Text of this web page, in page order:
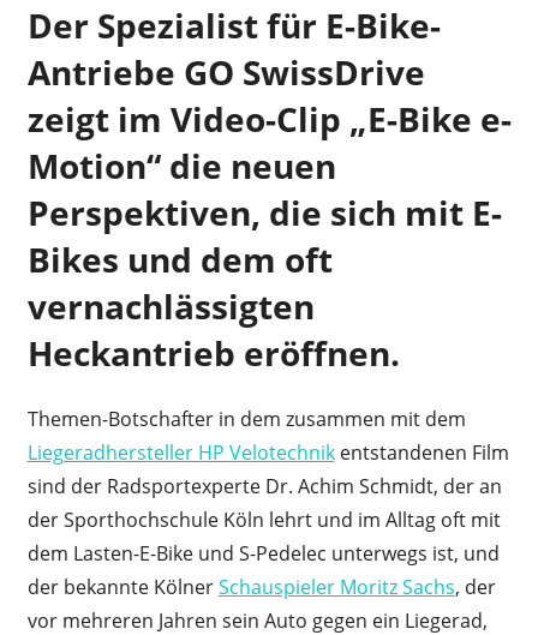
Der Spezialist für E-Bike-
Antriebe GO SwissDrive
zeigt im Video-Clip „E-Bike e-
Motion“ die neuen
Perspektiven, die sich mit E-
Bikes und dem oft
vernachlässigten
Heckantrieb eröffnen.
Themen-Botschafter in dem zusammen mit dem
Liegeradhersteller HP Velotechnikentstandenen Film
sind der Radsportexperte Dr. Achim Schmidt, der an
der Sporthochschule Köln lehrt und im Alltag oft mit
dem Lasten-E-Bike und S-Pedelec unterwegs ist, und
der bekannte KölnerSchauspieler Moritz Sachs, der
vor mehreren Jahren sein Auto gegen ein Liegerad,